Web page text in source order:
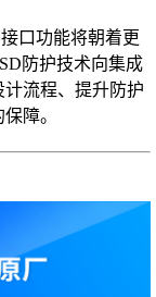
口功能将朝着更
防护技术向集成
流程、提升防护
障。